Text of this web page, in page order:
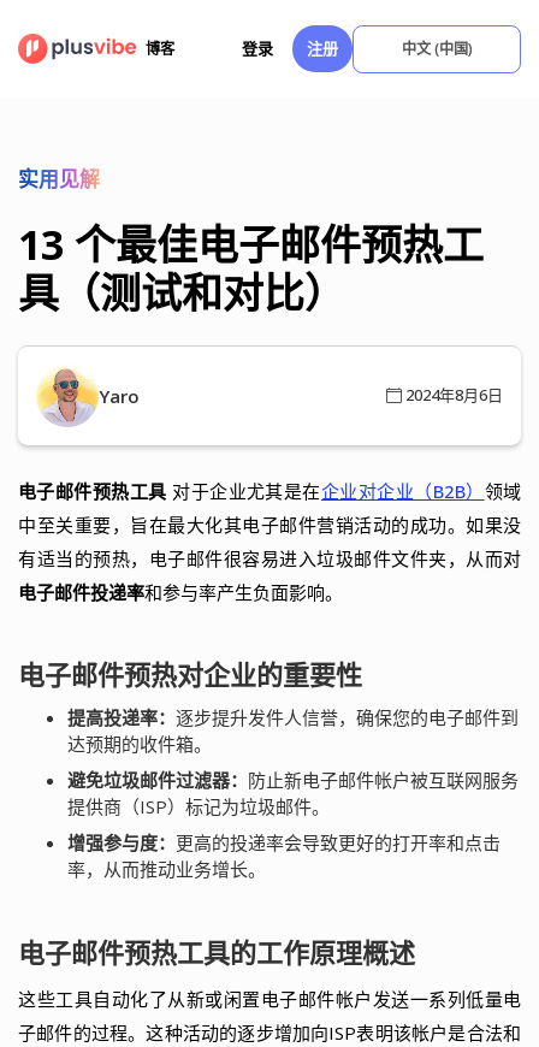
博客 登录 注册 中文 (中国)
实用见解
13 个最佳电子邮件预热工
具（测试和对比）
Yaro 2024年8月6日
电子邮件预热工具 对于企业尤其是在企业对企业（B2B） 领域
中至关重要，旨在最大化其电子邮件营销活动的成功。如果没
有适当的预热，电子邮件很容易进入垃圾邮件文件夹，从而对
电子邮件投递率和参与率产生负面影响。
电子邮件预热对企业的重要性
提高投递率： 逐步提升发件人信誉，确保您的电子邮件到
达预期的收件箱。
避免垃圾邮件过滤器： 防止新电子邮件帐户被互联网服务
提供商（ISP）标记为垃圾邮件。
增强参与度： 更高的投递率会导致更好的打开率和点击
率，从而推动业务增长。
电子邮件预热工具的工作原理概述
这些工具自动化了从新或闲置电子邮件帐户发送一系列低量电
子邮件的过程。这种活动的逐步增加向ISP表明该帐户是合法和